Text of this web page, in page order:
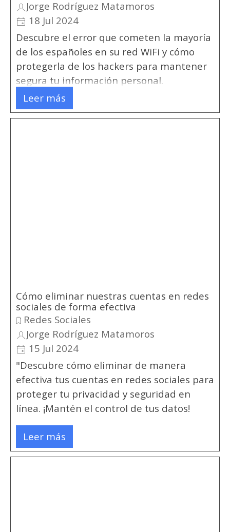
Jorge Rodríguez Matamoros
18 Jul 2024
Descubre el error que cometen la mayoría
de los españoles en su red WiFi y cómo
protegerla de los hackers para mantener
segura tu información personal.
Leer más
Cómo eliminar nuestras cuentas en redes
sociales de forma efectiva
Redes Sociales
Jorge Rodríguez Matamoros
15 Jul 2024
"Descubre cómo eliminar de manera
efectiva tus cuentas en redes sociales para
proteger tu privacidad y seguridad en
línea. ¡Mantén el control de tus datos!
Leer más